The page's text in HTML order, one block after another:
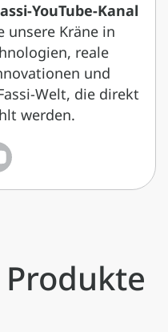
YouTube-Kanal
unsere Kräne in
reale
und
Welt, die direkt
werden.